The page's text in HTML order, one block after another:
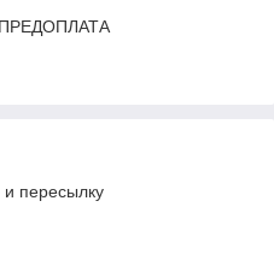
ПРЕДОПЛАТА
и пересылку